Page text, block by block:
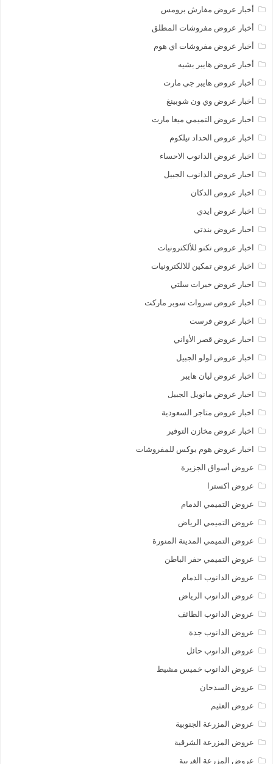
أخبار عروض مفارش برومس
أخبار عروض مفروشات المطلق
أخبار عروض مفروشات اي هوم
أخبار عروض هايبر بشيه
أخبار عروض هايبر جي مارت
أخبار عروض وي ون شوبينغ
اخبار عروض التميمي ميغا مارت
اخبار عروض الحداد تيلكوم
اخبار عروض الدانوب الاحساء
اخبار عروض الدانوب الجبيل
اخبار عروض الدكان
اخبار عروض ايدي
اخبار عروض بندتي
اخبار عروض تكنو للألكترونيات
اخبار عروض تمكين للالكترونيات
اخبار عروض خيرات سلتي
اخبار عروض سروات سوبر ماركت
اخبار عروض فرست
اخبار عروض قصر الأواني
اخبار عروض لولو الجبيل
اخبار عروض ليان هايبر
اخبار عروض مانويل الجبيل
اخبار عروض متاجر السعودية
اخبار عروض مخازن التوفير
اخبار عروض هوم بوكس للمفروشات
عروض أسواق الجزيرة
عروض اكسترا
عروض التميمي الدمام
عروض التميمي الرياض
عروض التميمي المدينة المنورة
عروض التميمي حفر الباطن
عروض الدانوب الدمام
عروض الدانوب الرياض
عروض الدانوب الطائف
عروض الدانوب جدة
عروض الدانوب حائل
عروض الدانوب خميس مشيط
عروض السدحان
عروض العثيم
عروض المزرعة الجنوبية
عروض المزرعة الشرقية
عروض المزرعة الغربية